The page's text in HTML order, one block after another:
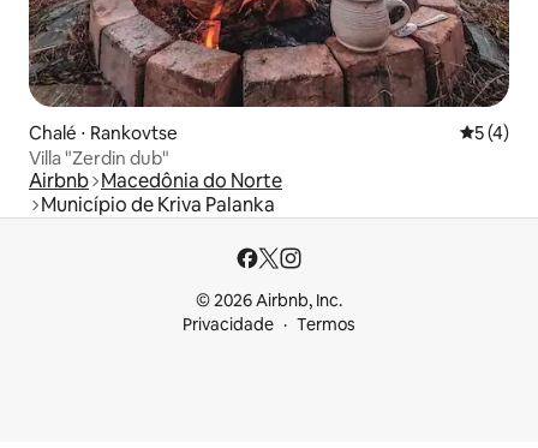
Chalé ⋅ Rankovtse 5 de
5 (4)
Villa "Zerdin dub"
Airbnb Macedônia do Norte
Município de Kriva Palanka
© 2026 Airbnb, Inc.
Privacidade
Termos